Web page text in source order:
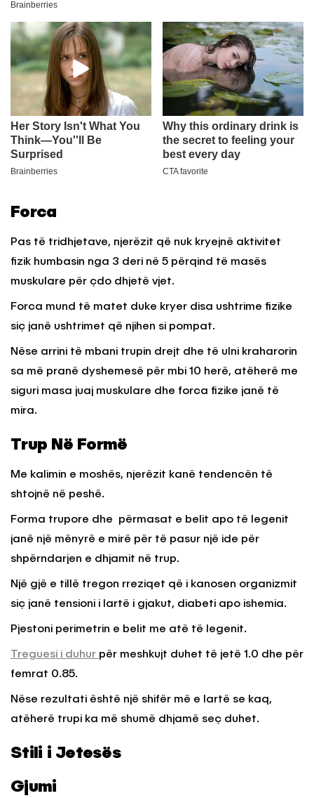
Forca
Pas të tridhjetave, njerëzit që nuk kryejnë aktivitet
fizik humbasin nga 3 deri në 5 përqind të masës
muskulare për çdo dhjetë vjet.
Forca mund të matet duke kryer disa ushtrime fizike
siç janë ushtrimet që njihen si pompat.
Nëse arrini të mbani trupin drejt dhe të ulni kraharorin
sa më pranë dyshemesë për mbi 10 herë, atëherë me
siguri masa juaj muskulare dhe forca fizike janë të
mira.
Trup Në Formë
Me kalimin e moshës, njerëzit kanë tendencën të
shtojnë në peshë.
Forma trupore dhe përmasat e belit apo të legenit
janë një mënyrë e mirë për të pasur një ide për
shpërndarjen e dhjamit në trup.
Një gjë e tillë tregon rreziqet që i kanosen organizmit
siç janë tensioni i lartë i gjakut, diabeti apo ishemia.
Pjestoni perimetrin e belit me atë të legenit.
Treguesi i duhur për meshkujt duhet të jetë 1.0 dhe për
femrat 0.85.
Nëse rezultati është një shifër më e lartë se kaq,
atëherë trupi ka më shumë dhjamë seç duhet.
Stili i Jetesës
Gjumi